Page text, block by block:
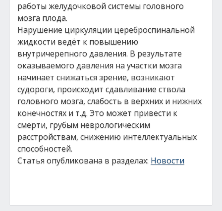
работы желудочковой системы головного
мозга плода.
Нарушение циркуляции цереброспинальной
жидкости ведёт к повышению
внутричерепного давления. В результате
оказываемого давления на участки мозга
начинает снижаться зрение, возникают
судороги, происходит сдавливание ствола
головного мозга, слабость в верхних и нижних
конечностях и т.д. Это может привести к
смерти, грубым неврологическим
расстройствам, снижению интеллектуальных
способностей.
Статья опубликована в разделах: Новости